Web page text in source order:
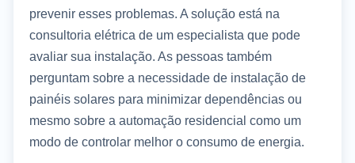
prevenir esses problemas. A solução está na
consultoria elétrica de um especialista que pode
avaliar sua instalação. As pessoas também
perguntam sobre a necessidade de instalação de
painéis solares para minimizar dependências ou
mesmo sobre a automação residencial como um
modo de controlar melhor o consumo de energia.